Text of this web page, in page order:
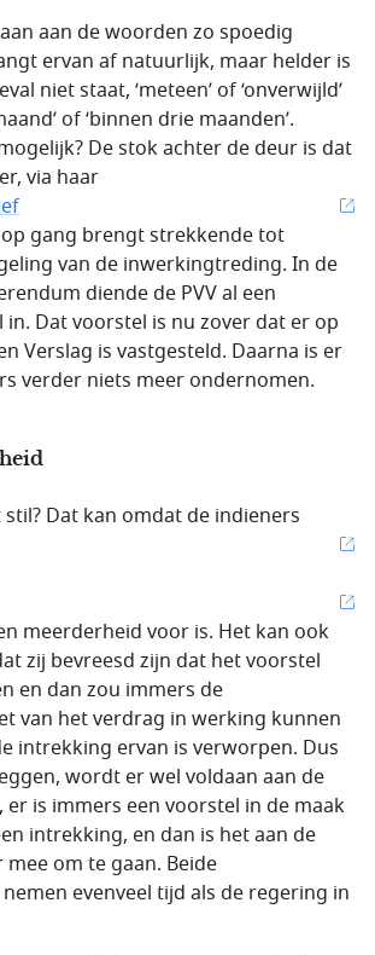
aan de woorden zo spoedig
ervan af natuurlijk, maar helder is
niet staat, ‘meteen’ of ‘onverwijld’
of ‘binnen drie maanden’.
De stok achter de deur is dat
via haar
gang brengt strekkende tot
van de inwerkingtreding. In de
diende de PVV al een
Dat voorstel is nu zover dat er op
Verslag is vastgesteld. Daarna is er
verder niets meer ondernomen.
Dat kan omdat de indieners
meerderheid voor is. Het kan ook
zij bevreesd zijn dat het voorstel
en dan zou immers de
van het verdrag in werking kunnen
intrekking ervan is verworpen. Dus
wordt er wel voldaan aan de
is immers een voorstel in de maak
intrekking, en dan is het aan de
om te gaan. Beide
evenveel tijd als de regering in